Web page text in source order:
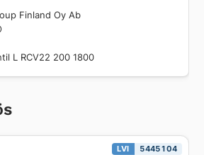
Finland Oy Ab
L RCV22 200 1800
LVI 5445104